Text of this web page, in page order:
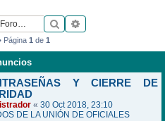
Buscar
Página 1de 1
Y CIERRE DE
« 30 Oct 2018, 23:10
DE LA UNIÓN DE OFICIALES